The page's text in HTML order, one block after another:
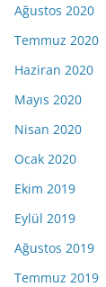
Ağustos 2020
Temmuz 2020
Haziran 2020
Mayıs 2020
Nisan 2020
Ocak 2020
Ekim 2019
Eylül 2019
Ağustos 2019
Temmuz 2019